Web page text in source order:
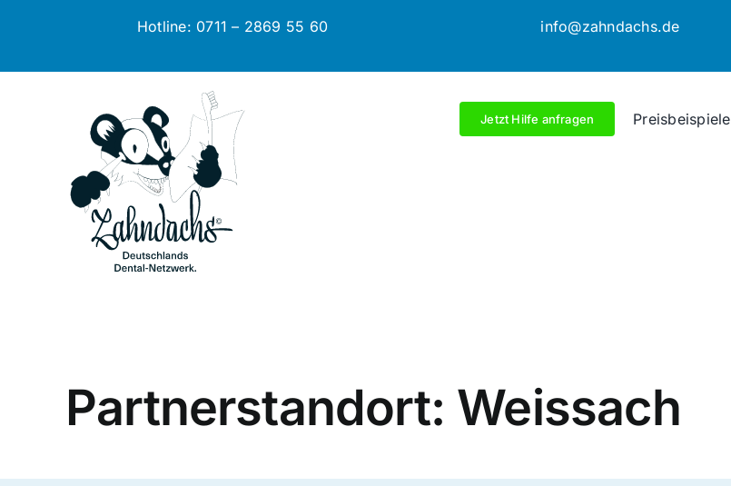
Hotline: 0711 – 2869 55 60 info@zahndachs.de
Jetzt Hilfe anfragen Preisbeispiele
Partnerstandort: Weissach